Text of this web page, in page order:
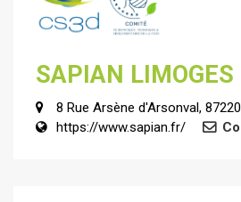
SAPIAN LIMOGES
8 Rue Arsène d'Arsonval,
https://www.sapian.fr/